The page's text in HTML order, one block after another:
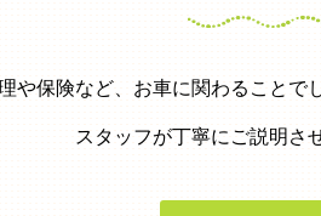
や保険など、お車に関わることで
スタッフが丁寧にご説明さ